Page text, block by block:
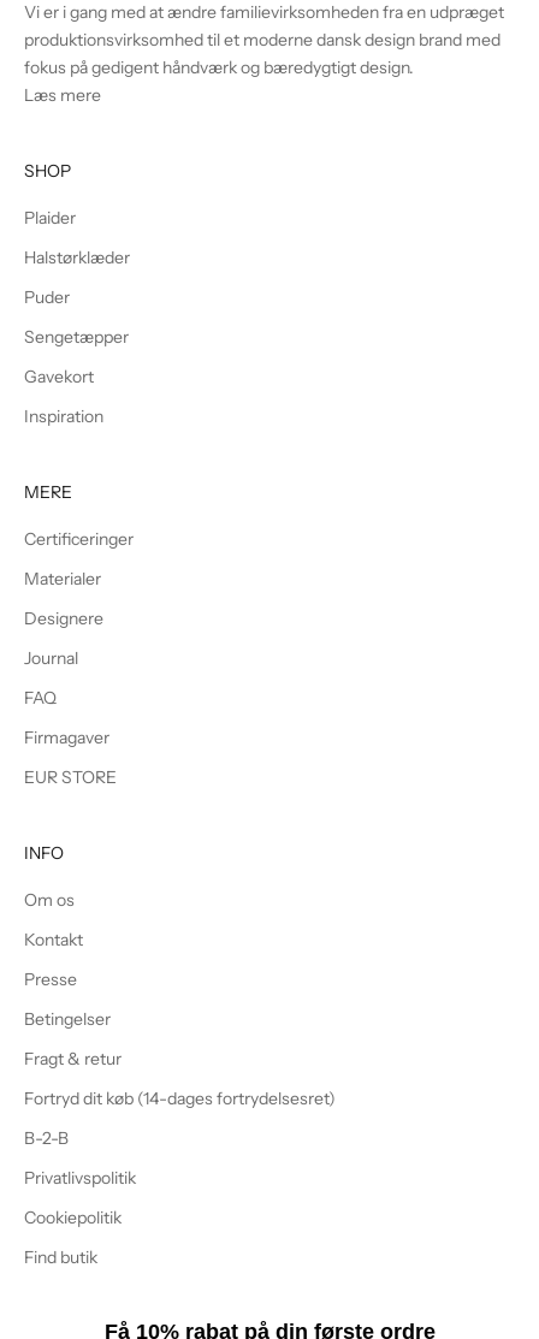
Vi er i gang med at ændre familievirksomheden fra en udpræget
produktionsvirksomhed til et moderne dansk design brand med
fokus på gedigent håndværk og bæredygtigt design.
Læs mere
SHOP
Plaider
Halstørklæder
Puder
Sengetæpper
Gavekort
Inspiration
MERE
Certificeringer
Materialer
Designere
Journal
FAQ
Firmagaver
EUR STORE
INFO
Om os
Kontakt
Presse
Betingelser
Fragt & retur
Fortryd dit køb (14-dages fortrydelsesret)
B-2-B
Privatlivspolitik
Cookiepolitik
Find butik
Få 10% rabat på din første ordre